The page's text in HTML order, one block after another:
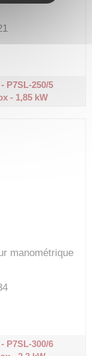
P7SL-250/5
- 1,85 kW
manométrique
P7SL-300/6